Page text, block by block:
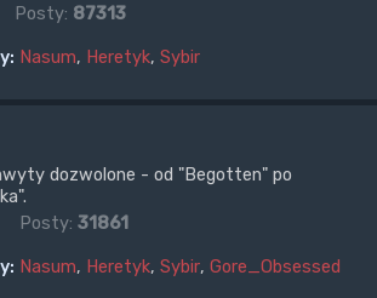
Posty: 87313
Nasum, Heretyk, Sybir
dozwolone - od "Begotten" po
Posty: 31861
Nasum, Heretyk, Sybir, Gore_Obsessed